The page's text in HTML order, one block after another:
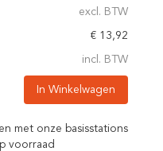
excl. BTW
€ 13,92
incl. BTW
In Winkelwagen
met onze basisstations
voorraad